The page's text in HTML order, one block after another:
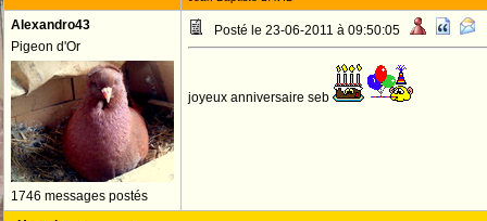
Alexandro43
Pigeon d'Or
1746 messages postés
Posté le 23-06-2011 à 09:50:05
joyeux anniversaire seb